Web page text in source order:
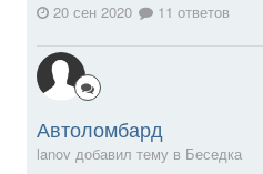
20 сен 2020
11 ответов
Автоломбард
lanov добавил тему в Беседка